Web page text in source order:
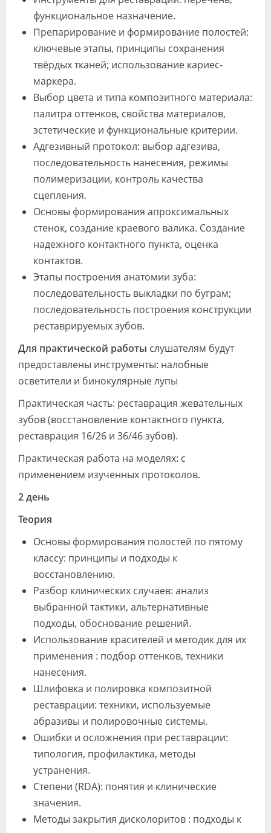
функциональное назначение.
Препарирование и формирование полостей:
ключевые этапы, принципы сохранения
твёрдых тканей; использование кариес-
маркера.
Выбор цвета и типа композитного материала:
палитра оттенков, свойства материалов,
эстетические и функциональные критерии.
Адгезивный протокол: выбор адгезива,
последовательность нанесения, режимы
полимеризации, контроль качества
сцепления.
Основы формирования апроксимальных
стенок, создание краевого валика. Создание
надежного контактного пункта, оценка
контактов.
Этапы построения анатомии зуба:
последовательность выкладки по буграм;
последовательность построения конструкции
реставрируемых зубов.
Для практической работы слушателям будут
предоставлены инструменты: налобные
осветители и бинокулярные лупы
Практическая часть: реставрация жевательных
зубов (восстановление контактного пункта,
реставрация 16/26 и 36/46 зубов).
Практическая работа на моделях: с
применением изученных протоколов.
2 день
Теория
Основы формирования полостей по пятому
классу: принципы и подходы к
восстановлению.
Разбор клинических случаев: анализ
выбранной тактики, альтернативные
подходы, обоснование решений.
Использование красителей и методик для их
применения : подбор оттенков, техники
нанесения.
Шлифовка и полировка композитной
реставрации: техники, используемые
абразивы и полировочные системы.
Ошибки и осложнения при реставрации:
типология, профилактика, методы
устранения.
Степени (RDA): понятия и клинические
значения.
Методы закрытия дисколоритов : подходы к